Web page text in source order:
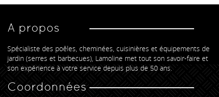
A propos
Spécialiste des poêles, cheminées, cuisinières et équipements de
jardin (serres et barbecues), Lamoline met tout son savoir-faire et
son expérience à votre service depuis plus de 50 ans.
Coordonnées